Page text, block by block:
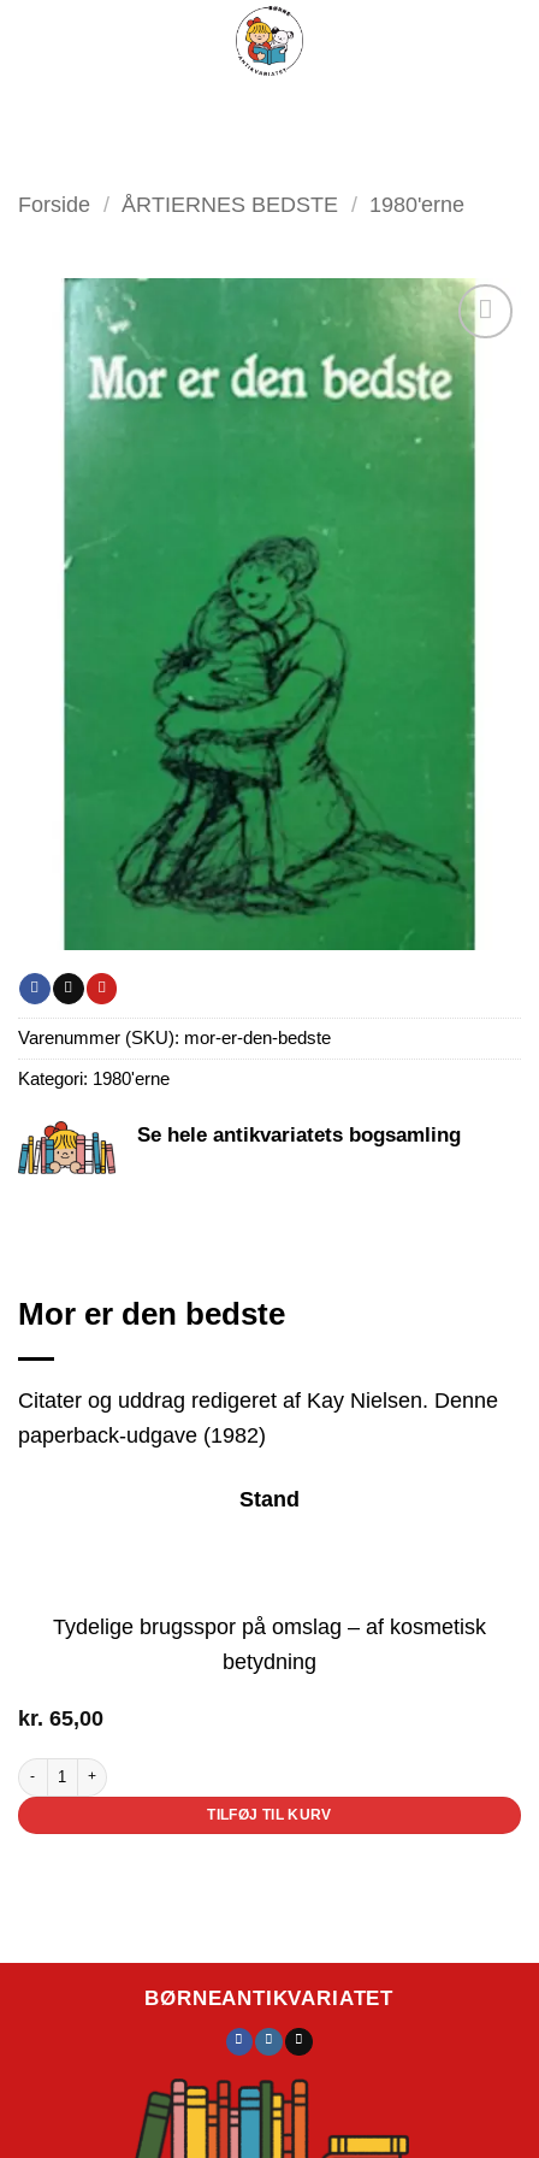
FILTER
Forside / ÅRTIERNES BEDSTE / 1980'erne
Varenummer (SKU): mor-er-den-bedste
Kategori: 1980'erne
Se hele antikvariatets bogsamling
Mor er den bedste
Citater og uddrag redigeret af Kay Nielsen. Denne
paperback-udgave (1982)
Stand
Tydelige brugsspor på omslag – af kosmetisk
betydning
kr. 65,00
Mor er den bedste antal
TILFØJ TIL KURV
BØRNEANTIKVARIATET